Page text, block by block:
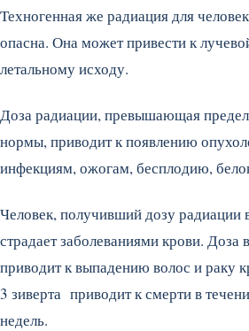
Техногенная же радиация для
опасна. Она может привести к
летальному исходу.
Доза радиации, превышающая
нормы, приводит к появлению
инфекциям, ожогам, бесплодию,
Человек, получивший дозу радиации
страдает заболеваниями крови. Доза
приводит к выпадению волос и раку
3 зиверта приводит к смерти в
недель.